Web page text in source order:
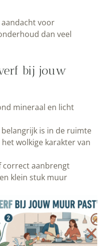
voor
dan veel
bij jouw
mineraal en licht
is in de ruimte
wolkige karakter van
correct aanbrengt
klein stuk muur